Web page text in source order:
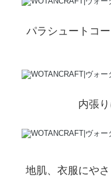
パラシュートコ
内張
地肌、衣服にや